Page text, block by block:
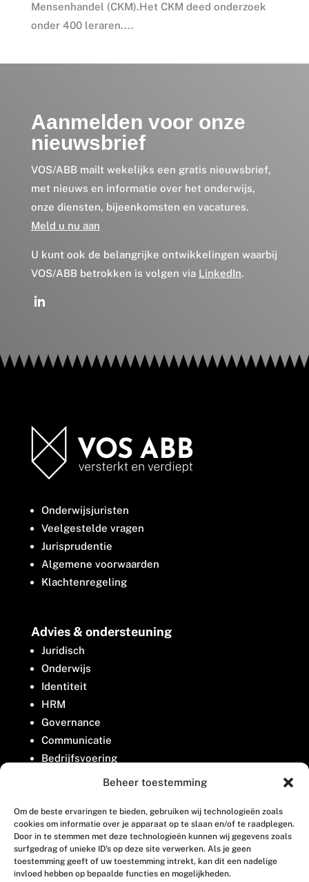
Beheer toestemming
Om de beste ervaringen te bieden, gebruiken wij technologieën zoals
cookies om informatie over je apparaat op te slaan en/of te raadplegen.
Door in te stemmen met deze technologieën kunnen wij gegevens zoals
surfgedrag of unieke ID's op deze site verwerken. Als je geen
toestemming geeft of uw toestemming intrekt, kan dit een nadelige
invloed hebben op bepaalde functies en mogelijkheden.
Mensenhandel (CKM).Het CKM deed onderzoek
onder 400 leraren....
Aanmelden voor onze
nieuwsbrief
VOS/ABB mailt wekelijks een gratis nieuwsbrief,
met nieuws en informatie over het onderwijs,
onze diensten, bijeenkomsten en vacatures.
Meld u nu aan
U kunt ook de belangrijke ontwikkelingen waarbij
VOS/ABB betrokken is volgen via LinkedIn.
Onderwijsjuristen
Veelgestelde vragen
Jurisprudentie
Algemene voorwaarden
Klachtenregeling
Advies & ondersteuning
Juridisch
Onderwijs
Identiteit
HRM
Governance
Communicatie
Bedrijfsvoering
Belangenbehartiging
Contact
Houttuinlaan 8
3447 GM Woerden